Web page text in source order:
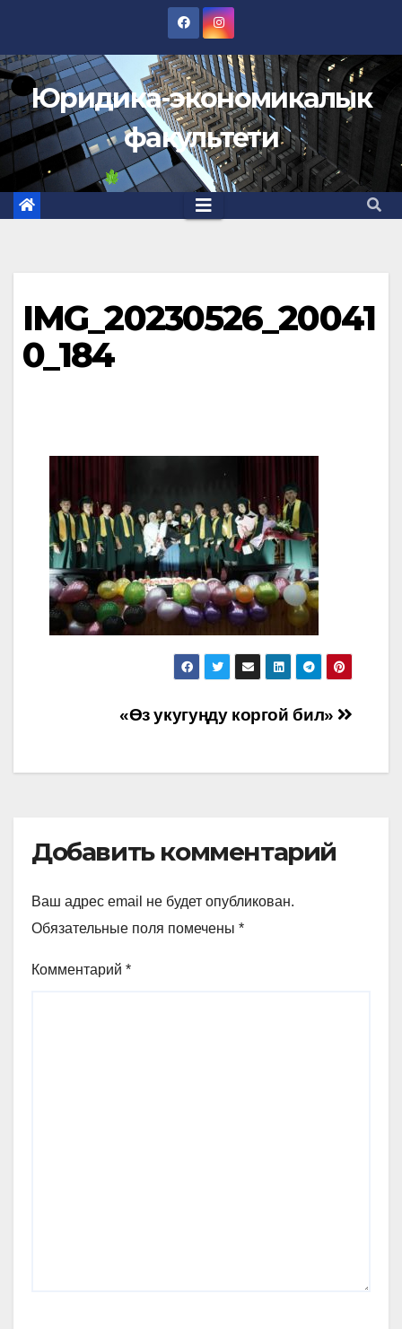
содержимому
Юридика-экономикалык
факультети
IMG_20230526_20041
0_184
Навигация
«Өз укугуңду коргой бил»
Добавить комментарий
Ваш адрес email не будет опубликован.
Обязательные поля помечены *
Комментарий *